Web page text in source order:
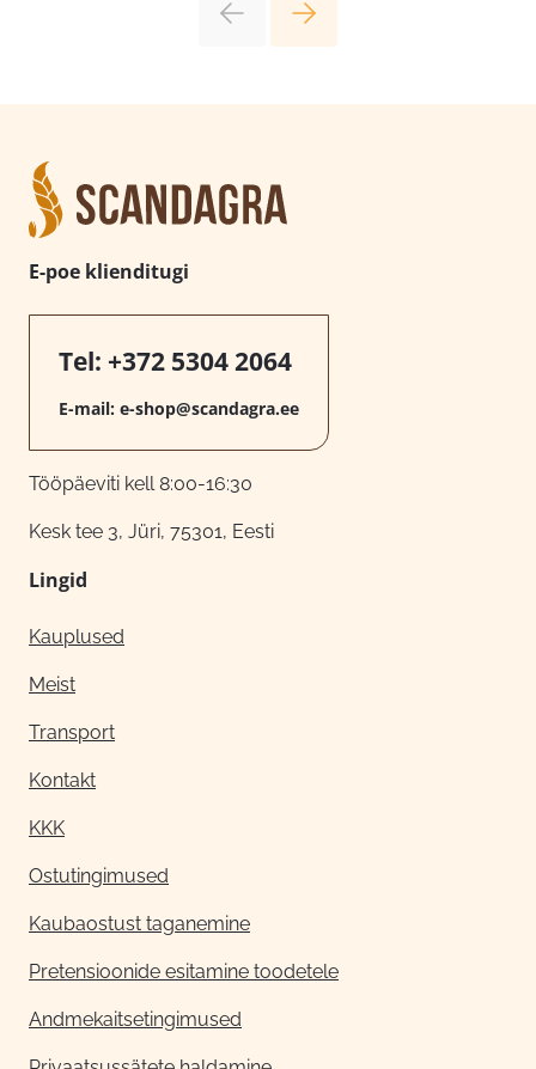
E-poe klienditugi
Tel: +372 5304 2064
E-mail: e-shop@scandagra.ee
Tööpäeviti kell 8:00-16:30
Kesk tee 3, Jüri, 75301, Eesti
Lingid
Kauplused
Meist
Transport
Kontakt
KKK
Ostutingimused
Kaubaostust taganemine
Pretensioonide esitamine toodetele
Andmekaitsetingimused